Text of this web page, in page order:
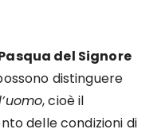
del Signore
distinguere
, cioè il
delle condizioni di